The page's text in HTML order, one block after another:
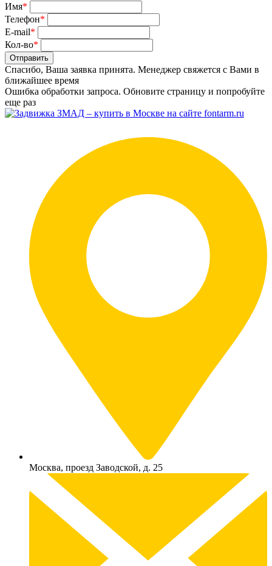
Имя*
Телефон*
E-mail*
Кол-во*
Отправить
Спасибо, Ваша заявка принята. Менеджер свяжется с Вами в
ближайшее время
Ошибка обработки запроса. Обновите страницу и попробуйте
еще раз
Москва, проезд Заводской, д. 25